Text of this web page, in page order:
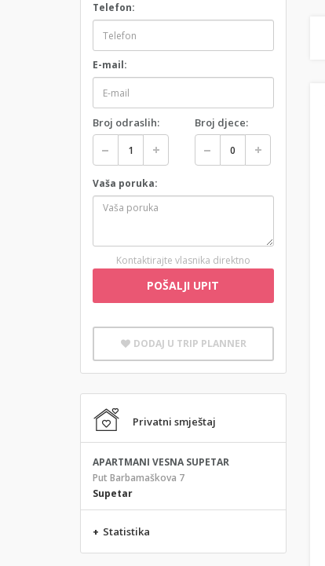
Telefon:
E-mail:
Broj odraslih: Broj djece:
Vaša poruka:
Kontaktirajte vlasnika direktno
POŠALJI UPIT
DODAJ U TRIP PLANNER
Privatni smještaj
APARTMANI VESNA SUPETAR
Put Barbamaškova 7
Supetar
+ Statistika